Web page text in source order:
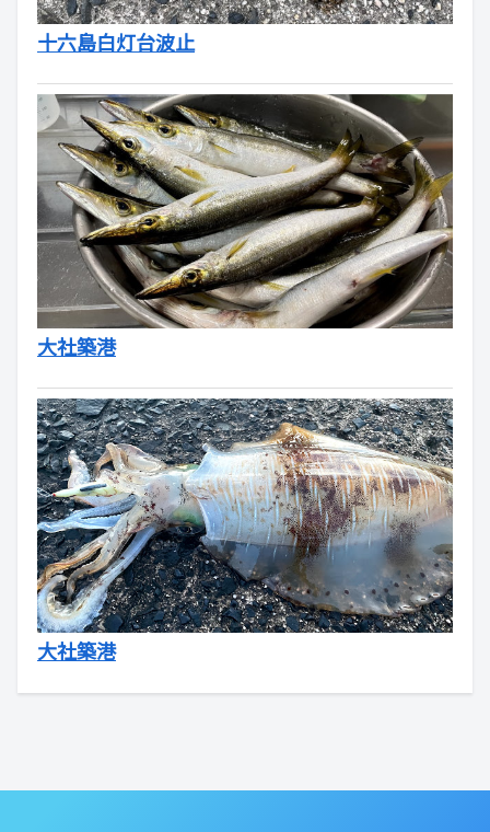
十六島白灯台波止
大社築港
大社築港